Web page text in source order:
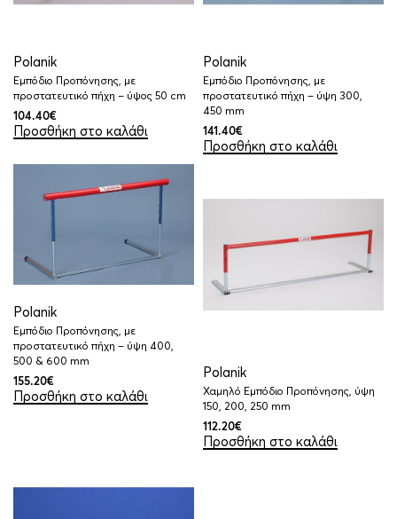
Polanik
Εμπόδιο Προπόνησης, με
προστατευτικό πήχη – ύψος 50 cm
104.40€
Προσθήκη στο καλάθι
Polanik
Εμπόδιο Προπόνησης, με
προστατευτικό πήχη – ύψη 300,
450 mm
141.40€
Προσθήκη στο καλάθι
Polanik
Εμπόδιο Προπόνησης, με
προστατευτικό πήχη – ύψη 400,
500 & 600 mm
155.20€
Προσθήκη στο καλάθι
Polanik
Χαμηλό Εμπόδιο Προπόνησης, ύψη
150, 200, 250 mm
112.20€
Προσθήκη στο καλάθι